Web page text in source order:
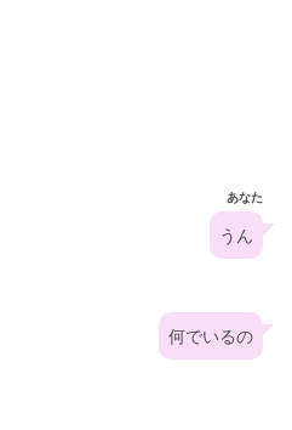
あなた
うん
何でいるの